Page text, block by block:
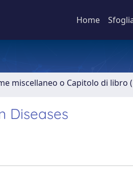
Home
miscellaneo o Capitolo di libro
Diseases